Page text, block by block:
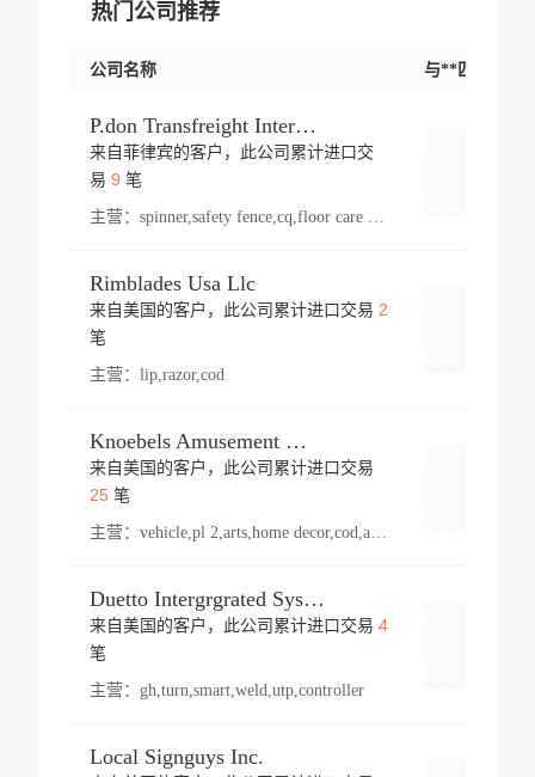
热门公司推荐
公司名称 与**匹配交易
P.don Transfreight International
来自菲律宾的客户，此公司累计进口交
易 9 笔
主营：
Rimblades Usa Llc
来自美国的客户，此公司累计进口交易 2
笔
主营： lip,razor,cod
Knoebels Amusement Resort
来自美国的客户，此公司累计进口交易
25笔
主营： vehicle,pl 2,arts,home decor,cod,amusement ride,sea
Duetto Intergrgrated Systems Inc.
来自美国的客户，此公司累计进口交易 4
笔
主营： gh,turn,smart,weld,utp,controller
Local Signguys Inc.